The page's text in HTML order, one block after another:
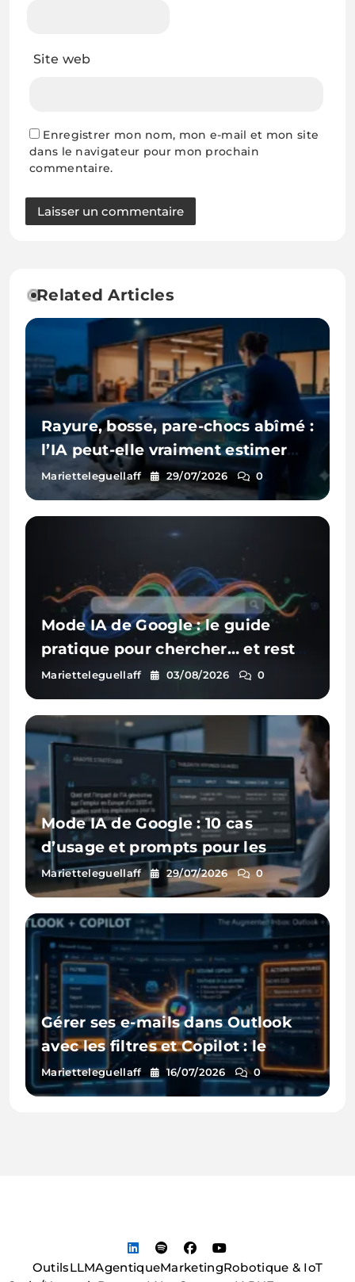
Site web
Enregistrer mon nom, mon e-mail et mon site
dans le navigateur pour mon prochain
commentaire.
Related Articles
Rayure, bosse, pare-chocs abîmé :
l’IA peut-elle vraiment estimer
les réparations d’une voiture à
partir d’une photo ?
Marietteleguellaff 29/07/2026 0
Mode IA de Google : le guide
pratique pour chercher… et rester
visible
Marietteleguellaff 03/08/2026 0
Mode IA de Google : 10 cas
d’usage et prompts pour les
entreprises
Marietteleguellaff 29/07/2026 0
Gérer ses e-mails dans Outlook
avec les filtres et Copilot : le
guide pratique
Marietteleguellaff 16/07/2026 0
OutilsLLMAgentiqueMarketingRobotique & IoT